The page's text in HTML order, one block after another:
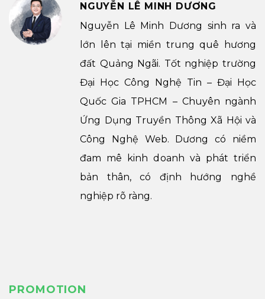
NGUYỄN LÊ MINH DƯƠNG
Nguyễn Lê Minh Dương sinh ra và
lớn lên tại miền trung quê hương
đất Quảng Ngãi. Tốt nghiệp trường
Đại Học Công Nghệ Tin – Đại Học
Quốc Gia TPHCM – Chuyên ngành
Ứng Dụng Truyền Thông Xã Hội và
Công Nghệ Web. Dương có niềm
đam mê kinh doanh và phát triển
bản thân, có định hướng nghề
nghiệp rõ ràng.
PROMOTION